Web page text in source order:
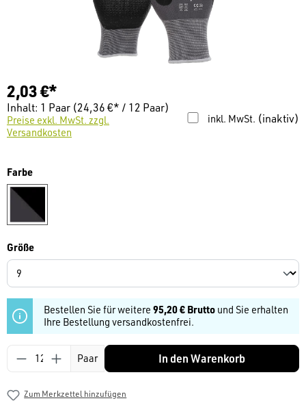
2,03 €*
Inhalt: 1 Paar (24,36 €* / 12 Paar)
inkl. MwSt. (inaktiv)
Preise exkl. MwSt. zzgl.
Versandkosten
Farbeauswählen
grau/schwarz
Größeauswählen
Bestellen Sie für weitere 95,20 € Brutto und Sie erhalten
Ihre Bestellung versandkostenfrei.
Produkt Anzahl: Gib den gewünschten Wert
Paar In den Warenkorb
Zum Merkzettel hinzufügen